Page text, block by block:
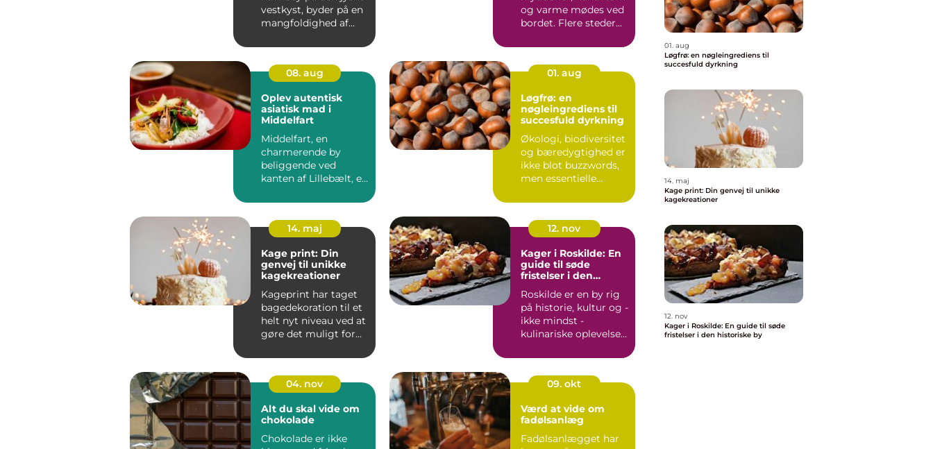
vestkyst, byder på en
mangfoldighed af
og varme mødes ved
bordet. Flere steder...
08. aug
Oplev autentisk
asiatisk mad i
Middelfart
Middelfart, en
charmerende by
beliggende ved
kanten af Lillebælt, er
01. aug
Løgfrø: en
nøgleingrediens til
succesfuld dyrkning
Økologi, biodiversitet
og bæredygtighed er
ikke blot buzzwords,
men essentielle
14. maj
Kage print: Din
genvej til unikke
kagekreationer
Kageprint har taget
bagedekoration til et
helt nyt niveau ved at
gøre det muligt for
12. nov
Kager i Roskilde: En
guide til søde
fristelser i den
Roskilde er en by rig
på historie, kultur og -
ikke mindst -
kulinariske oplevelser.
04. nov
Alt du skal vide om
chokolade
Chokolade er ikke
09. okt
Værd at vide om
fadølsanlæg
Fadølsanlægget har
01. aug
Løgfrø: en nøgleingrediens til
succesfuld dyrkning
14. maj
Kage print: Din genvej til unikke
kagekreationer
12. nov
Kager i Roskilde: En guide til søde
fristelser i den historiske by